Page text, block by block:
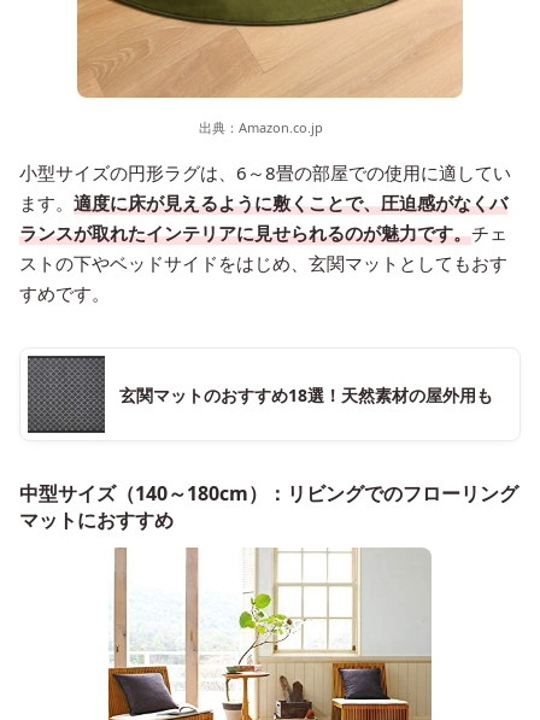
出典： Amazon.co.jp
小型サイズの円形ラグは、6～8畳の部屋での使用に適してい
ます。 適度に床が見えるように敷くことで、圧迫感がなくバ
ランスが取れたインテリアに見せられるのが魅力です。チェ
ストの下やベッドサイドをはじめ、玄関マットとしてもおす
すめです。
玄関マットのおすすめ18選！天然素材の屋外用も
中型サイズ（140～180cm）：リビングでのフローリング
マットにおすすめ